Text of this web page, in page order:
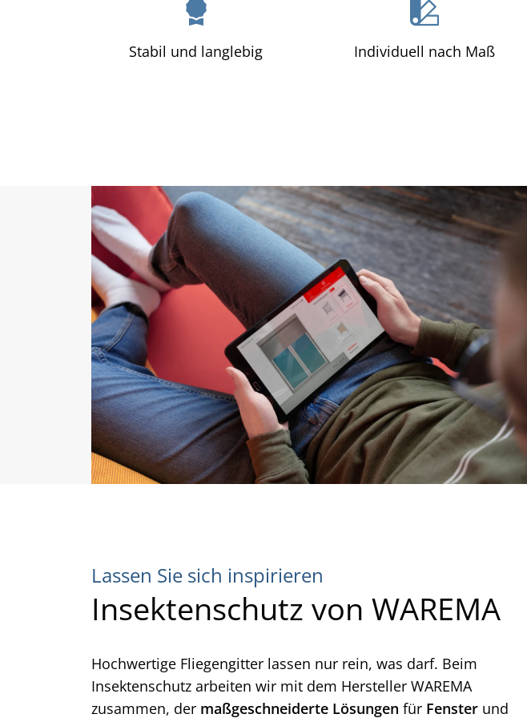
w
Stabil und langlebig Individuell nach Maß
Lassen Sie sich inspirieren
Insektenschutz von WAREMA
Hochwertige Fliegengitter lassen nur rein, was darf. Beim
Insektenschutz arbeiten wir mit dem Hersteller WAREMA
zusammen, der maßgeschneiderte Lösungen für Fenster und